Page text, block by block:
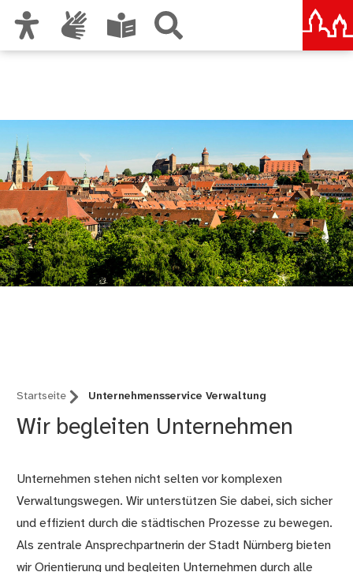
Startseite Unternehmensservice Verwaltung
Wir begleiten Unternehmen
Unternehmen stehen nicht selten vor komplexen
Verwaltungswegen. Wir unterstützen Sie dabei, sich sicher
und effizient durch die städtischen Prozesse zu bewegen.
Als zentrale Ansprechpartnerin der Stadt Nürnberg bieten
wir Orientierung und begleiten Unternehmen durch alle